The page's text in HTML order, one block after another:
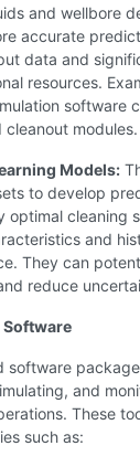
and wellbore
accurate
data and
resources.
software
cleanout modules.
Models:
to develop
optimal cleaning
and
They can
reduce
Software
software
and
These
such as: